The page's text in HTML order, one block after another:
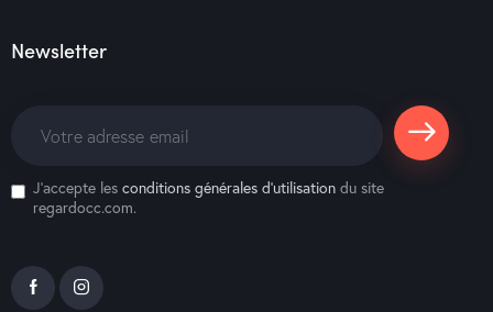
Newsletter
S'abonne
J'accepte les conditions générales d’utilisation du site
regardocc.com.